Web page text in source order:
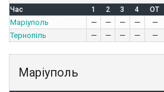
Час 1 2 3 4 OT
Маріуполь — — — — —
Тернопіль
— — — — —
Маріуполь